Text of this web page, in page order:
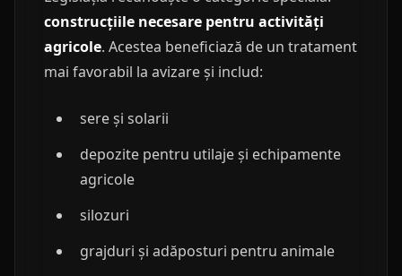
construcțiile necesare pentru activități
agricole. Acestea beneficiază de un tratament
mai favorabil la avizare și includ:
sere și solarii
depozite pentru utilaje și echipamente
agricole
silozuri
grajduri și adăposturi pentru animale